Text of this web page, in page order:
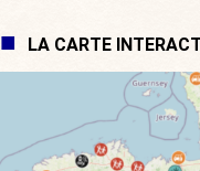
LA CARTE